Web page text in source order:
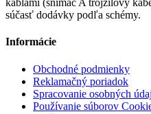
káblami (snímač A trojžilový
súčasť dodávky podľa schémy.
Informácie
Obchodné podmienky
Reklamačný poriadok
Spracovanie osobných
Používanie súborov